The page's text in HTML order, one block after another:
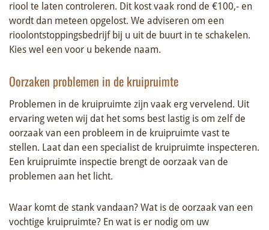
riool te laten controleren. Dit kost vaak rond de €100,- en
wordt dan meteen opgelost. We adviseren om een
rioolontstoppingsbedrijf bij u uit de buurt in te schakelen.
Kies wel een voor u bekende naam.
Oorzaken problemen in de kruipruimte
Problemen in de kruipruimte zijn vaak erg vervelend. Uit
ervaring weten wij dat het soms best lastig is om zelf de
oorzaak van een probleem in de kruipruimte vast te
stellen. Laat dan een specialist de kruipruimte inspecteren.
Een kruipruimte inspectie brengt de oorzaak van de
problemen aan het licht.
Waar komt de stank vandaan? Wat is de oorzaak van een
vochtige kruipruimte? En wat is er nodig om uw